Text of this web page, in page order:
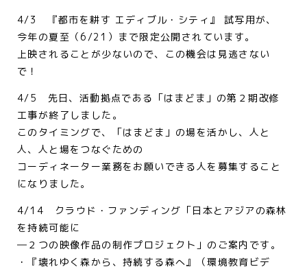
4/3 『都市を耕す エディブル・シティ』 試写用が、
今年の夏至（6/21）まで限定公開されています。
上映されることが少ないので、この機会は見逃さない
で！
4/5 先日、活動拠点である「はまどま」の第２期改修
工事が終了しました。
このタイミングで、「はまどま」の場を活かし、人と
人、人と場をつなぐための
コーディネーター業務をお願いできる人を募集すること
になりました。
4/14 クラウド・ファンディング「日本とアジアの森林
を持続可能に
―２つの映像作品の制作プロジェクト」のご案内です。
・『壊れゆく森から、持続する森へ』（環境教育ビデ